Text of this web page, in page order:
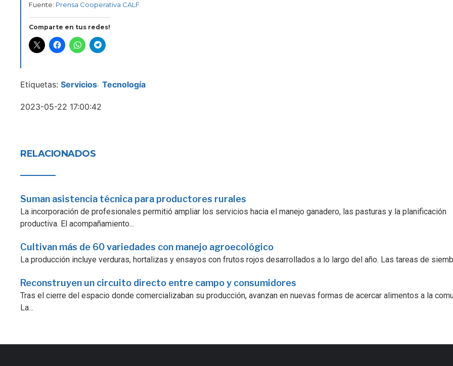
Fuente: Prensa Cooperativa CALF
Comparte en tus redes!
Etiquetas: Servicios- Tecnología
2023-05-22 17:00:42
RELACIONADOS
Suman asistencia técnica para productores rurales
La incorporación de profesionales permitió ampliar los servicios hacia el manejo ganadero, las pasturas y la planificación
productiva. El acompañamiento...
Cultivan más de 60 variedades con manejo agroecológico
La producción incluye verduras, hortalizas y ensayos con frutos rojos desarrollados a lo largo del año. Las tareas de
Reconstruyen un circuito directo entre campo y consumidores
Tras el cierre del espacio donde comercializaban su producción, avanzan en nuevas formas de acercar alimentos a la
La...